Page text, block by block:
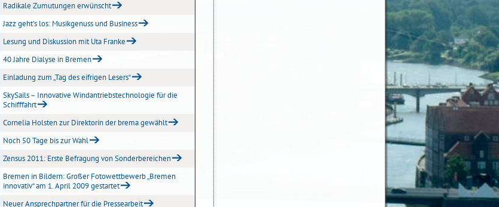
Radikale Zumutungen erwünscht
Jazz geht’s los: Musikgenuss und Business
Lesung und Diskussion mit Uta Franke
40 Jahre Dialyse in Bremen
Einladung zum „Tag des eifrigen Lesers“
SkySails – Innovative Windantriebstechnologie für die
Schifffahrt
Cornelia Holsten zur Direktorin der brema gewählt
Noch 50 Tage bis zur Wahl
Zensus 2011: Erste Befragung von Sonderbereichen
Bremen in Bildern: Großer Fotowettbewerb „Bremen
innovativ“ am 1. April 2009 gestartet
Neuer Ansprechpartner für die Pressearbeit